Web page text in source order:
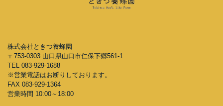
株式会社ときつ養蜂園
〒753-0303 山口県山口市仁保下郷561-1
TEL 083-929-1688
※営業電話はお断りしております。
FAX 083-929-1364
営業時間 10:00～18:00